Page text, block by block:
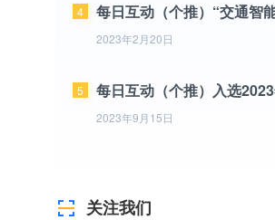
4
2023年2月20日
5
2023年9月15日
关注我们